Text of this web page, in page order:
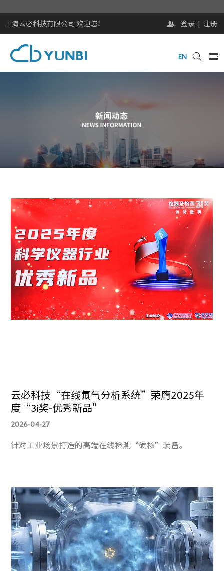
上海云必科技有限公司 欢迎您！ 登录 注册
EN
云必科技“在线氟气分析系统”荣膺2025年
度“3i奖-优秀新品”
2026-04-27
针对工业场景打造的高端在线检测“硬核”装备。